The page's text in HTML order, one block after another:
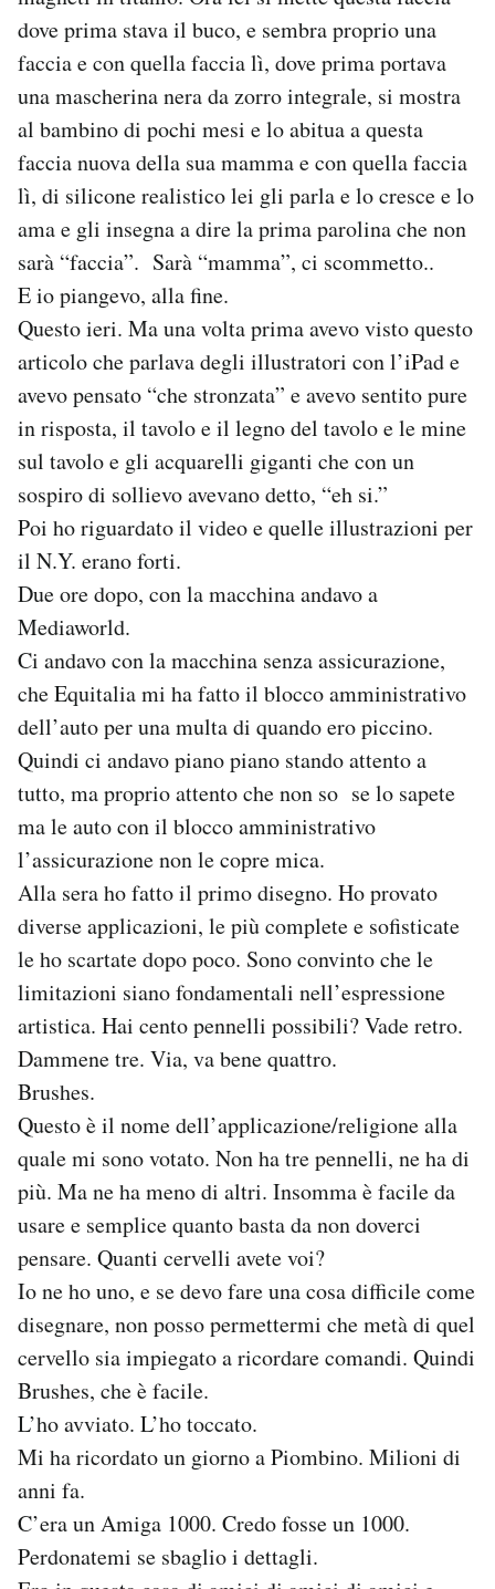
dove prima stava il buco, e sembra proprio una
faccia e con quella faccia lì, dove prima portava
una mascherina nera da zorro integrale, si mostra
al bambino di pochi mesi e lo abitua a questa
faccia nuova della sua mamma e con quella faccia
lì, di silicone realistico lei gli parla e lo cresce e lo
ama e gli insegna a dire la prima parolina che non
sarà “faccia”. Sarà “mamma”, ci scommetto..
E io piangevo, alla fine.
Questo ieri. Ma una volta prima avevo visto questo
articolo che parlava degli illustratori con l’iPad e
avevo pensato “che stronzata” e avevo sentito pure
in risposta, il tavolo e il legno del tavolo e le mine
sul tavolo e gli acquarelli giganti che con un
sospiro di sollievo avevano detto, “eh si.”
Poi ho riguardato il video e quelle illustrazioni per
il N.Y. erano forti.
Due ore dopo, con la macchina andavo a
Mediaworld.
Ci andavo con la macchina senza assicurazione,
che Equitalia mi ha fatto il blocco amministrativo
dell’auto per una multa di quando ero piccino.
Quindi ci andavo piano piano stando attento a
tutto, ma proprio attento che non so se lo sapete
ma le auto con il blocco amministrativo
l’assicurazione non le copre mica.
Alla sera ho fatto il primo disegno. Ho provato
diverse applicazioni, le più complete e sofisticate
le ho scartate dopo poco. Sono convinto che le
limitazioni siano fondamentali nell’espressione
artistica. Hai cento pennelli possibili? Vade retro.
Dammene tre. Via, va bene quattro.
Brushes.
Questo è il nome dell’applicazione/religione alla
quale mi sono votato. Non ha tre pennelli, ne ha di
più. Ma ne ha meno di altri. Insomma è facile da
usare e semplice quanto basta da non doverci
pensare. Quanti cervelli avete voi?
Io ne ho uno, e se devo fare una cosa difficile come
disegnare, non posso permettermi che metà di quel
cervello sia impiegato a ricordare comandi. Quindi
Brushes, che è facile.
L’ho avviato. L’ho toccato.
Mi ha ricordato un giorno a Piombino. Milioni di
anni fa.
C’era un Amiga 1000. Credo fosse un 1000.
Perdonatemi se sbaglio i dettagli.